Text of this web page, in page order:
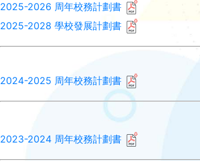
2025-2026 周年校務計劃書
2025-2028 學校發展計劃書
2024-2025 周年校務計劃書
2023-2024 周年校務計劃書